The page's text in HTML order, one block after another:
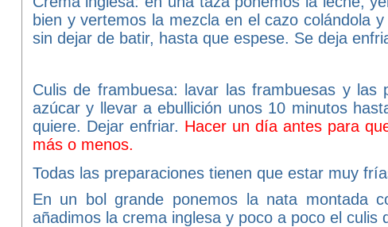
bien y vertemos la mezcla en el cazo colándola
sin dejar de batir, hasta que espese. Se deja
Culis de frambuesa: lavar las frambuesas y las
azúcar y llevar a ebullición unos 10 minutos
quiere. Dejar enfriar. Hacer un día antes para
más o menos.
Todas las preparaciones tienen que estar muy
En un bol grande ponemos la nata montada
añadimos la crema inglesa y poco a poco el culis